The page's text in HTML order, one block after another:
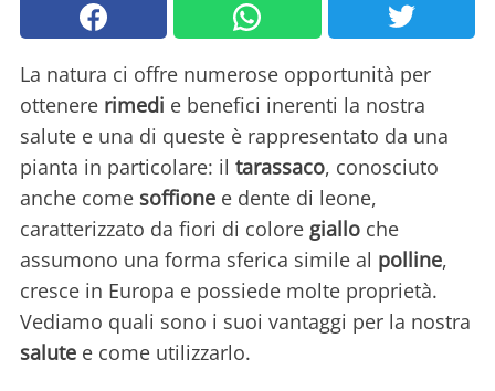
La natura ci offre numerose opportunità per
ottenere rimedi e benefici inerenti la nostra
salute e una di queste è rappresentato da una
pianta in particolare: il tarassaco, conosciuto
anche come soffione e dente di leone,
caratterizzato da fiori di colore giallo che
assumono una forma sferica simile al polline,
cresce in Europa e possiede molte proprietà.
Vediamo quali sono i suoi vantaggi per la nostra
salute e come utilizzarlo.